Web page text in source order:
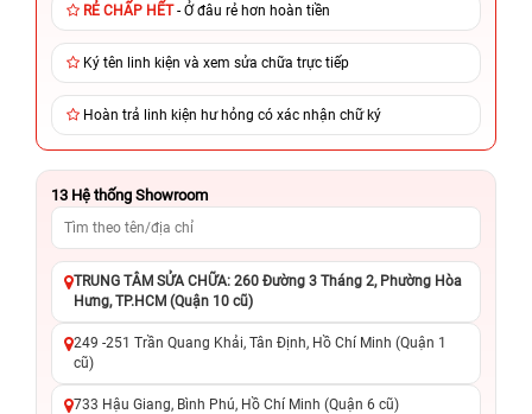
RẺ CHẤP HẾT- Ở đâu rẻ hơn hoàn tiền
Ký tên linh kiện và xem sửa chữa trực tiếp
Hoàn trả linh kiện hư hỏng có xác nhận chữ ký
13 Hệ thống Showroom
TRUNG TÂM SỬA CHỮA: 260 Đường 3 Tháng 2, Phường Hòa
Hưng, TP.HCM (Quận 10 cũ)
249 -251 Trần Quang Khải, Tân Định, Hồ Chí Minh (Quận 1
cũ)
733 Hậu Giang, Bình Phú, Hồ Chí Minh (Quận 6 cũ)